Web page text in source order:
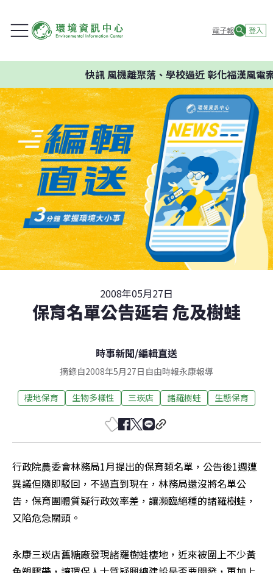
電子報 登入
快訊風機離聚落、學校過近 彰化福漢風電案
2008年05月27日
保育名單公告延宕 危及樹蛙
時事新聞/編輯直送
摘錄自2008年5月27日自由時報永康報導
棲地保育 生物多樣性 三崁店 諸羅樹蛙 生態保育
行政院農委會林務局1月提出的保育類名單，公告後1週遭
異議但隨即駁回，不過直到現在，林務局還沒將名單公
告，保育團體質疑行政效率差，讓瀕臨絕種的諸羅樹蛙，
又陷危急關頭。
永康三崁店舊糖廠發現諸羅樹蛙棲地，近來被圍上不少黃